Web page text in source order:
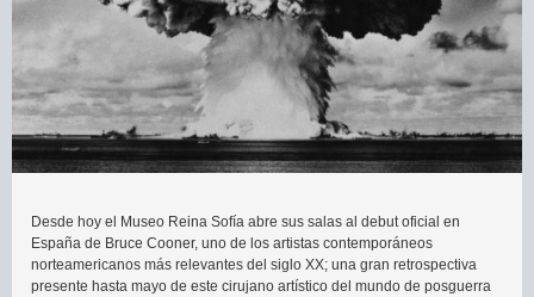
Desde hoy el Museo Reina Sofía abre sus salas al debut oficial en
España de Bruce Cooner, uno de los artistas contemporáneos
norteamericanos más relevantes del siglo XX; una gran retrospectiva
presente hasta mayo de este cirujano artístico del mundo de posguerra